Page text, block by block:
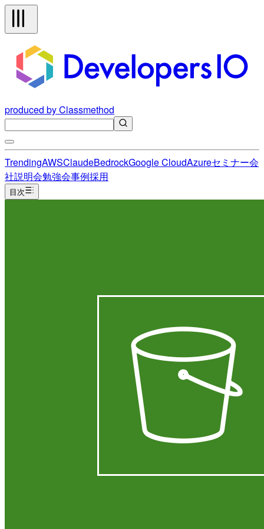
produced by Classmethod
TrendingAWSClaudeBedrockGoogle CloudAzureセミナー会
社説明会勉強会事例採用
目次